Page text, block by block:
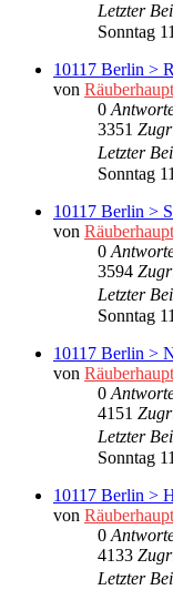
Letzter
Sonntag
10117 Berlin >
von
0
3351
Letzter
Sonntag
10117 Berlin >
von
0
3594
Letzter
Sonntag
10117 Berlin >
von
0
4151
Letzter
Sonntag
10117 Berlin >
von
0
4133
Letzter